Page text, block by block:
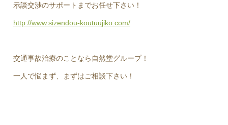
示談交渉のサポートまでお任せ下さい！
http://www.sizendou-koutuujiko.com/
交通事故治療のことなら自然堂グループ！
一人で悩まず、まずはご相談下さい！